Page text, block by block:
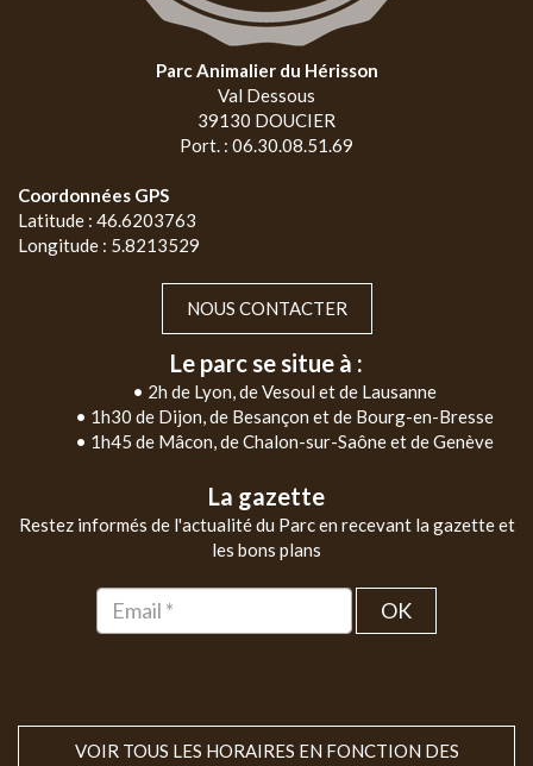
Parc Animalier du Hérisson
Val Dessous
39130 DOUCIER
Port. : 06.30.08.51.69
Coordonnées GPS
Latitude : 46.6203763
Longitude : 5.8213529
NOUS CONTACTER
Le parc se situe à :
• 2h de Lyon, de Vesoul et de Lausanne
• 1h30 de Dijon, de Besançon et de Bourg-en-Bresse
• 1h45 de Mâcon, de Chalon-sur-Saône et de Genève
La gazette
Restez informés de l'actualité du Parc en recevant la gazette et
les bons plans
OK
VOIR TOUS LES HORAIRES EN FONCTION DES